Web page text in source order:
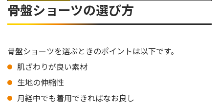
骨盤ショーツ購入に関するQ＆A
骨盤を締め付ける効果はある？
骨盤ショーツは自分が求める目的に応じて選ぼう！
骨盤ショーツの選び方
骨盤ショーツを選ぶときのポイントは以下です。
肌ざわりが良い素材
生地の伸縮性
月経中でも着用できればなお良し